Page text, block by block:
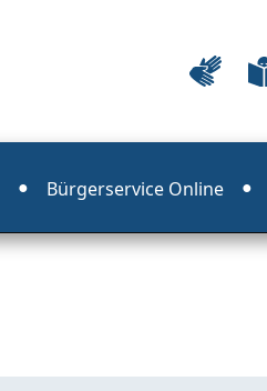
Bürgerservice Online